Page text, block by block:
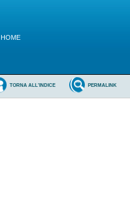
HOME
PERMALINK
TORNA ALL'INDICE